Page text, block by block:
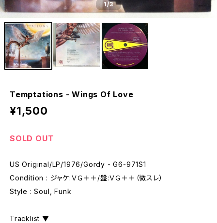
1/3
Temptations - Wings Of Love
¥1,500
SOLD OUT
US Original/LP/1976/Gordy - G6-971S1
Condition : ジャケ:ＶＧ＋＋/盤:ＶＧ＋＋（微スレ）
Style : Soul, Funk
Tracklist ▼